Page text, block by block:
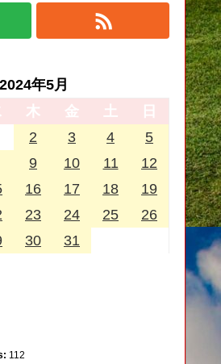
2024年5月
木 金 土
日
2 3 4
5
9 10 11
12
16 17 18
19
23 24 25
26
30 31
112